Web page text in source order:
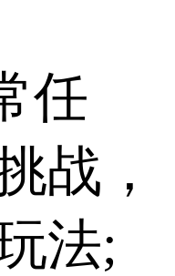
任
战，
法;